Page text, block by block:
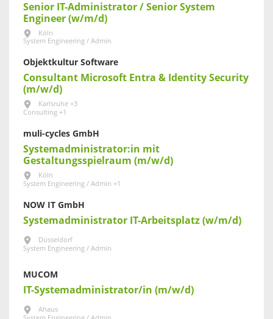
Senior IT-Administrator / Senior System
Engineer (w/m/d)
Köln
System Engineering / Admin
Objektkultur Software
Consultant Microsoft Entra & Identity Security
(m/w/d)
Karlsruhe +3
Consulting +1
muli-cycles GmbH
Systemadministrator:in mit
Gestaltungsspielraum (m/w/d)
Köln
System Engineering / Admin +1
NOW IT GmbH
Systemadministrator IT-Arbeitsplatz (w/m/d)
Düsseldorf
System Engineering / Admin
MUCOM
IT-Systemadministrator/in (m/w/d)
Ahaus